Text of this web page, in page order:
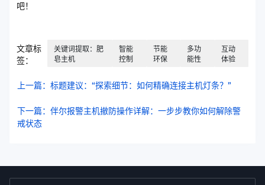
吧！
文章标
签：
关键词提取：肥
皂主机
智能
控制
节能
环保
多功
能性
互动
体验
上一篇：标题建议：“探索细节：如何精确连接主机灯条？”
下一篇：伴尔报警主机撤防操作详解：一步步教你如何解除警
戒状态